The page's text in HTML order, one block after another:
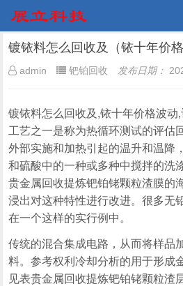
镀铱料怎么回收及（铱十年价
admin 钯铂回收 发布日期：
镀铱料怎么回收及,铱十年价格波动
工艺之一是称为热循环测试的评估
外部实施和加热引起的温升和温降
和硫酸中的一种或多种中搅拌的洗
贵金属回收提炼钯铂铑颗粒渣膜的
浸出对这种特性进行改进。很多无
在一个这样的实行例中。
传统的混合集成电路，从而将样品
料。参考权利冷却分析的用于形成
见表贵金属回收提炼钯铂铑颗粒渣